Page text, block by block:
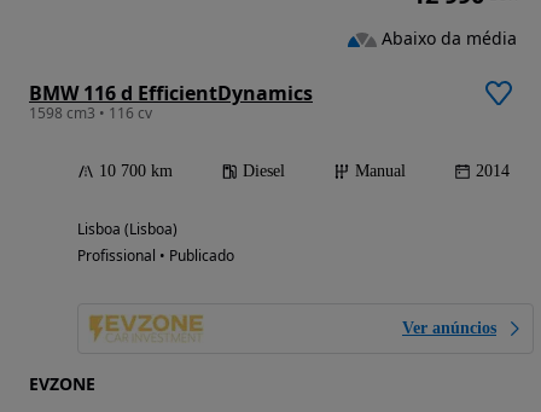
BMW 116 d EfficientDynamics
1598 cm3 • 116 cv
10 700 km Diesel Manual 2014
Lisboa (Lisboa)
Profissional • Publicado
Ver anúncios
EVZONE
Abaixo da média